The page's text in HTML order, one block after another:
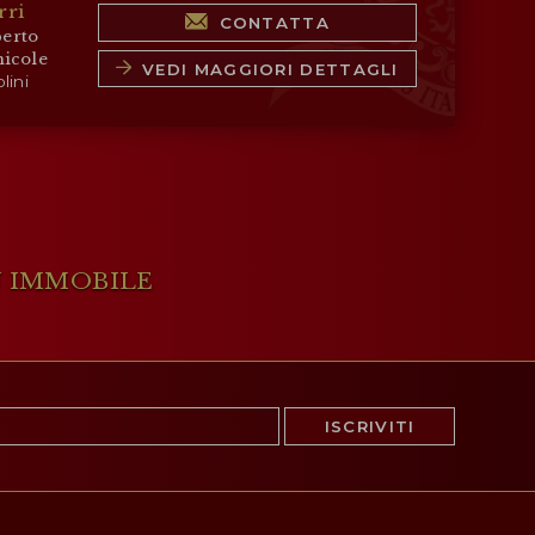
dispone di un grande potenziale di
di numerosi edifici da ristrutturare.
interezza per circa
24,2 ha di varietà Grechetto, Chardonnay,
Ciliegiolo e Pinot Nero),
daboschi misti(circa 23,6 ha).
CONTATTA
VEDI MAGGIORI DETTAGLI
IMMOBILE